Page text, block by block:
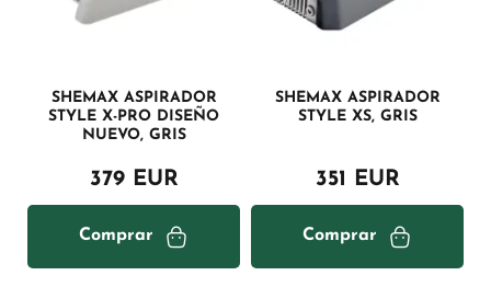
SHEMAX ASPIRADOR
STYLE X-PRO DISEÑO
NUEVO, GRIS
379 EUR
Comprar
SHEMAX ASPIRADOR
STYLE XS, GRIS
351 EUR
Comprar